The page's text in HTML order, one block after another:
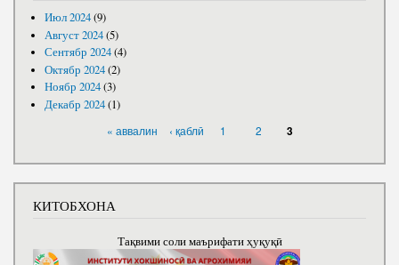
Июл 2024(9)
Август 2024(5)
Сентябр 2024(4)
Октябр 2024(2)
Ноябр 2024(3)
Декабр 2024(1)
« аввалин ‹ қаблӣ 1 2 3
КИТОБХОНА
Тақвими соли маърифати ҳуқуқӣ